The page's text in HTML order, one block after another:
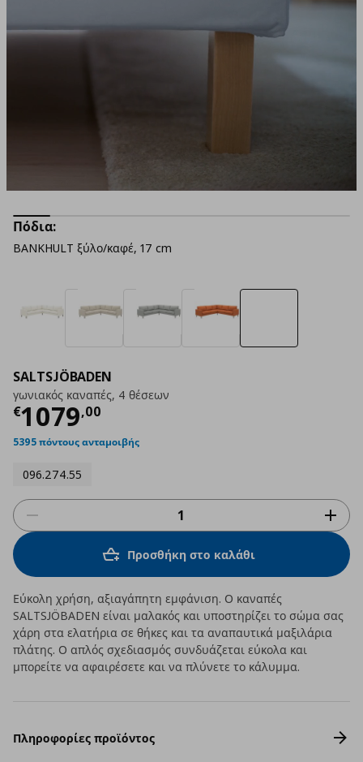
SALTSJÖBADEN
γωνιακός καναπές, 4 θέσεων
€1079,00
Τρέχουσα τιμή
5395 πόντους ανταμοιβής
096.274.55
Πόδια:
BANKHULT ξύλο/καφέ, 17 cm
Προσθήκη στο καλάθι
Εύκολη χρήση, αξιαγάπητη εμφάνιση. Ο καναπές
SALTSJÖBADEN είναι μαλακός και υποστηρίζει το σώμα σας
χάρη στα ελατήρια σε θήκες και τα αναπαυτικά μαξιλάρια
πλάτης. Ο απλός σχεδιασμός συνδυάζεται εύκολα και
μπορείτε να αφαιρέσετε και να πλύνετε το κάλυμμα.
Πληροφορίες προϊόντος